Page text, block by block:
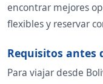
encontrar mejores
flexibles y reservar
Requisitos antes
Para viajar desde